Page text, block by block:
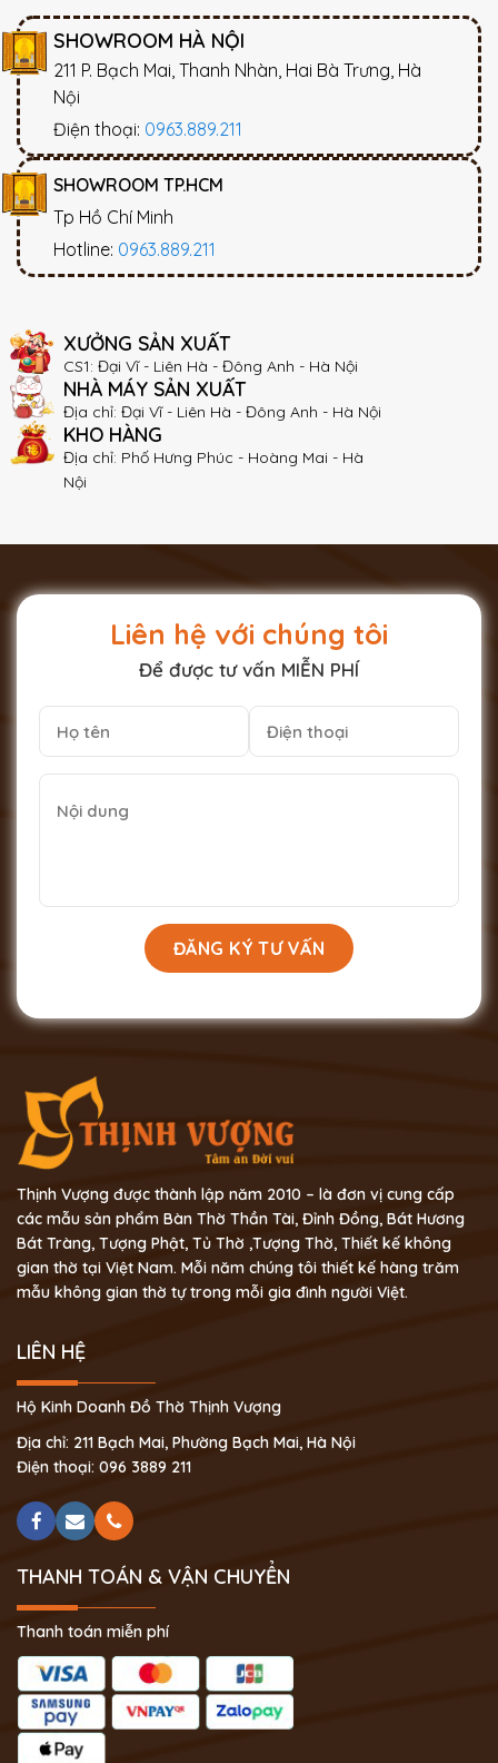
SHOWROOM HÀ NỘI
211 P. Bạch Mai, Thanh Nhàn, Hai Bà Trưng, Hà
Nội
Điện thoại: 0963.889.211
SHOWROOM TP.HCM
Tp Hồ Chí Minh
Hotline: 0963.889.211
XƯỞNG SẢN XUẤT
CS1: Đại Vĩ - Liên Hà - Đông Anh - Hà Nội
NHÀ MÁY SẢN XUẤT
Địa chỉ: Đại Vĩ - Liên Hà - Đông Anh - Hà Nội
KHO HÀNG
Địa chỉ: Phố Hưng Phúc - Hoàng Mai - Hà
Nội
Liên hệ với chúng tôi
Để được tư vấn MIỄN PHÍ
Thịnh Vượng được thành lập năm 2010 – là đơn vị cung cấp
các mẫu sản phẩm Bàn Thờ Thần Tài, Đỉnh Đồng, Bát Hương
Bát Tràng, Tượng Phật, Tủ Thờ ,Tượng Thờ, Thiết kế không
gian thờ tại Việt Nam. Mỗi năm chúng tôi thiết kế hàng trăm
mẫu không gian thờ tự trong mỗi gia đình người Việt.
LIÊN HỆ
Hộ Kinh Doanh Đồ Thờ Thịnh Vượng
Địa chỉ: 211 Bạch Mai, Phường Bạch Mai, Hà Nội
Điện thoại: 096 3889 211
THANH TOÁN & VẬN CHUYỂN
Thanh toán miễn phí